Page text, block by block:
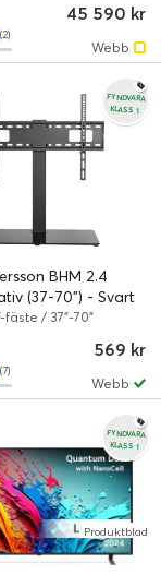
(2)
45 590 kr
Webb
FYNDVARA
KLASS 1
BHM 2.4
(37-70") - Svart
klass 1)
fäste / 37"-70"
(7)
569 kr
Webb
FYNDVARA
KLASS 1
Produktblad